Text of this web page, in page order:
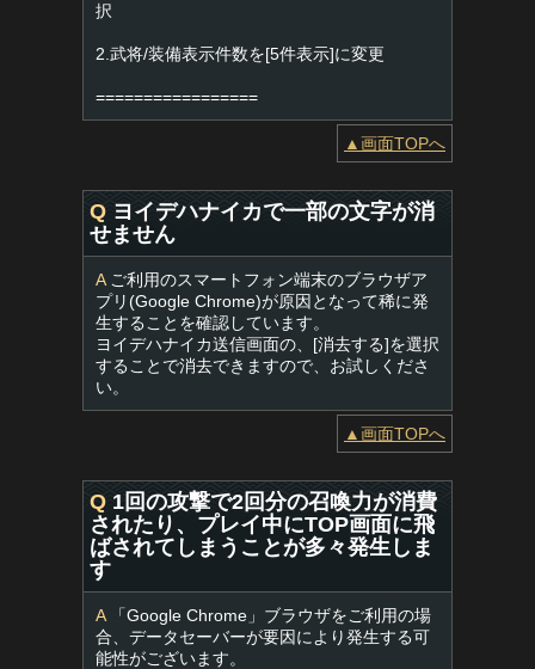
択
2.武将/装備表示件数を[5件表示]に変更
=================
▲画面TOPへ
Q ヨイデハナイカで一部の文字が消
せません
Aご利用のスマートフォン端末のブラウザア
プリ(Google Chrome)が原因となって稀に発
生することを確認しています。
ヨイデハナイカ送信画面の、[消去する]を選択
することで消去できますので、お試しくださ
い。
▲画面TOPへ
Q 1回の攻撃で2回分の召喚力が消費
されたり、プレイ中にTOP画面に飛
ばされてしまうことが多々発生しま
す
A「Google Chrome」ブラウザをご利用の場
合、データセーバーが要因により発生する可
能性がございます。